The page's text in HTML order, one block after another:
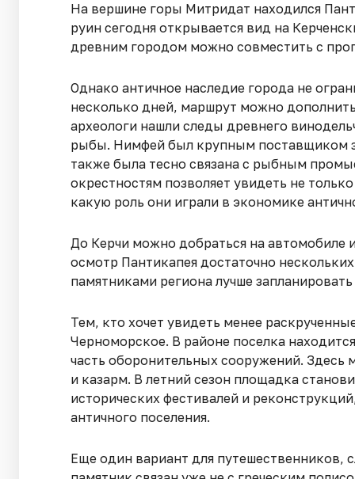
На вершине горы Митридат находился
руин сегодня открывается вид на
древним городом можно совместить с
Однако античное наследие города не
несколько дней, маршрут можно
археологи нашли следы древнего
рыбы. Нимфей был крупным поставщиком
также была тесно связана с рыбным
окрестностям позволяет увидеть не
какую роль они играли в экономике
До Керчи можно добраться на автомобиле
осмотр Пантикапея достаточно
памятниками региона лучше
Тем, кто хочет увидеть менее
Черноморское. В районе поселка
часть оборонительных сооружений.
и казарм. В летний сезон площадка
исторических фестивалей и
античного поселения.
Еще один вариант для путешественников,